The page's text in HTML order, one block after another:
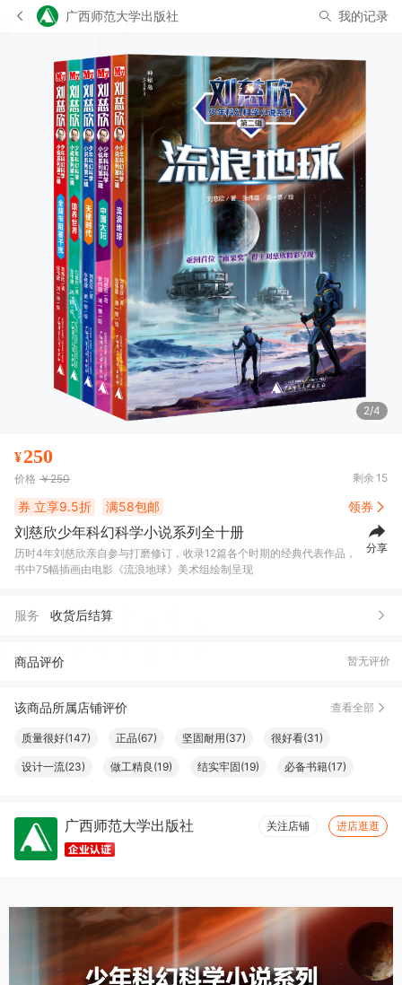
广西师范大学出版社 我的记录
2/4
¥250
价格 ￥250 剩余 15
券 立享9.5折 满58包邮 领券
刘慈欣少年科幻科学小说系列全十册
历时4年刘慈欣亲自参与打磨修订，收录12篇各个时期的经典代表作品，
书中75幅插画由电影《流浪地球》美术组绘制呈现
分享
服务 收货后结算
商品评价 暂无评价
该商品所属店铺评价 查看全部
质量很好(147) 正品(67) 坚固耐用(37) 很好看(31)
设计一流(23) 做工精良(19) 结实牢固(19) 必备书籍(17)
容量够大(14) 大小合适(13) 厚度适中(11)
包装很好(10) 方便(10)
广西师范大学出版社 关注店铺 进店逛逛